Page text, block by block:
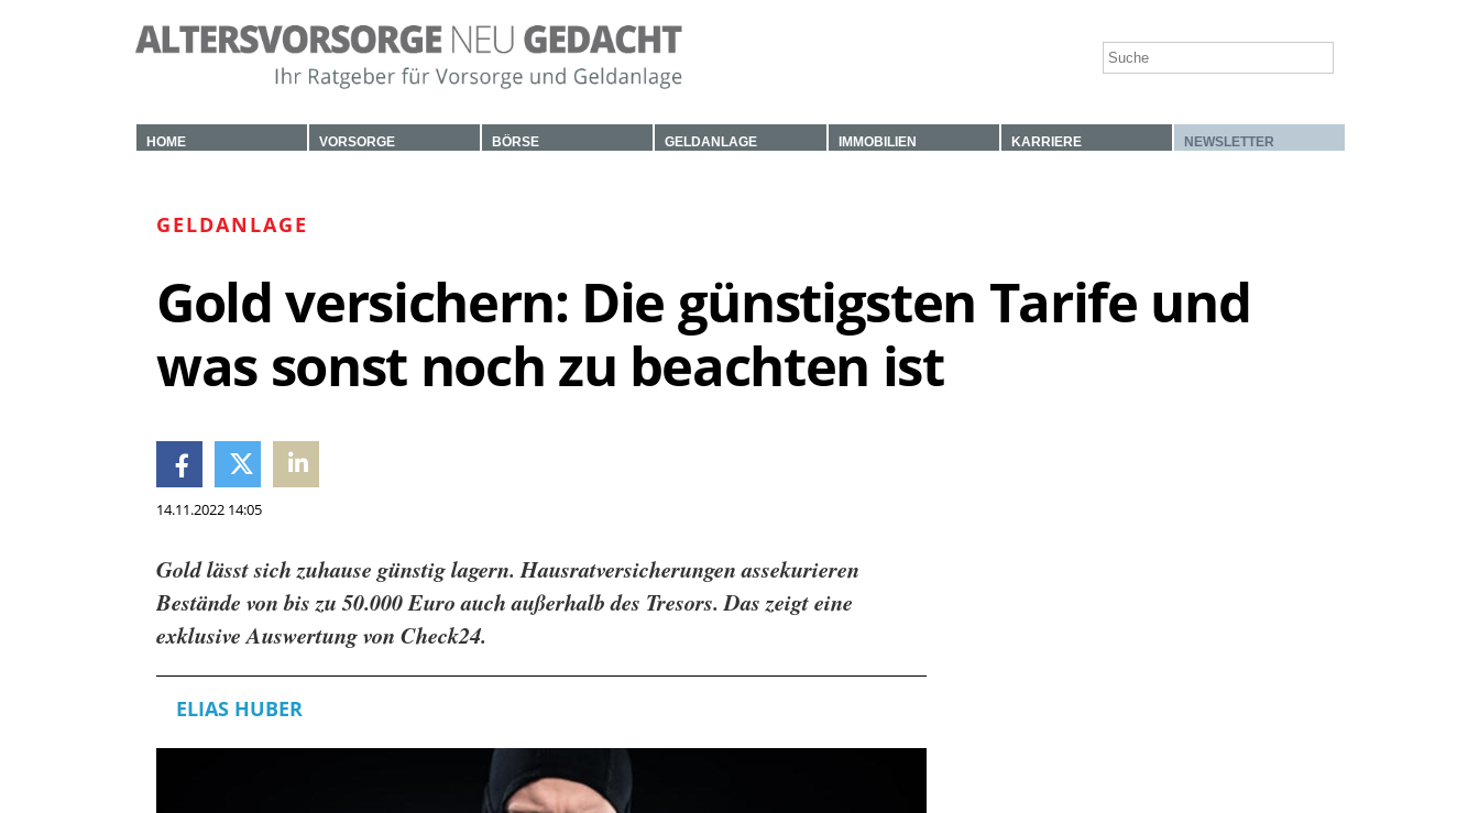
HOME VORSORGE BÖRSE GELDANLAGE IMMOBILIEN KARRIERE NEWSLETTER
GELDANLAGE
Gold versichern: Die günstigsten Tarife und
was sonst noch zu beachten ist
14.11.2022 14:05
Gold lässt sich zuhause günstig lagern. Hausratversicherungen assekurieren
Bestände von bis zu 50.000 Euro auch außerhalb des Tresors. Das zeigt eine
exklusive Auswertung von Check24.
ELIAS HUBER